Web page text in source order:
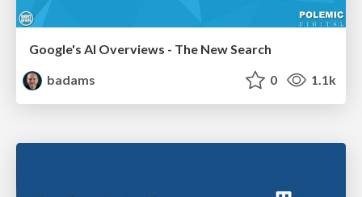
Google's AI Overviews - The New Search
badams
0 1.1k